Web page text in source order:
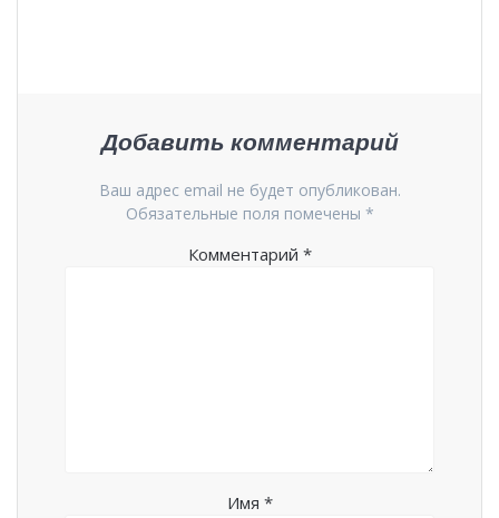
Добавить комментарий
Ваш адрес email не будет опубликован.
Обязательные поля помечены *
Комментарий *
Имя *